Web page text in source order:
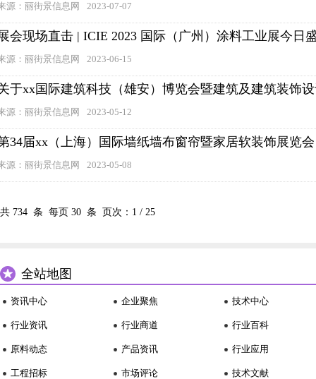
源：丽街景信息网 2023-07-07
会现场直击 | ICIE 2023 国际（广州）涂料工业展今日
源：丽街景信息网 2023-06-15
于xx国际建筑科技（雄安）博览会暨建筑及建筑装饰
源：丽街景信息网 2023-05-12
34届xx（上海）国际墙纸墙布窗帘暨家居软装饰展览会
源：丽街景信息网 2023-05-08
共 734 条 每页 30 条 页次： 1 / 25
全站地图
资讯中心
行业资讯
原料动态
工程招标
企业聚焦
行业商道
产品资讯
市场评论
技术中心
行业百科
行业应用
技术文献